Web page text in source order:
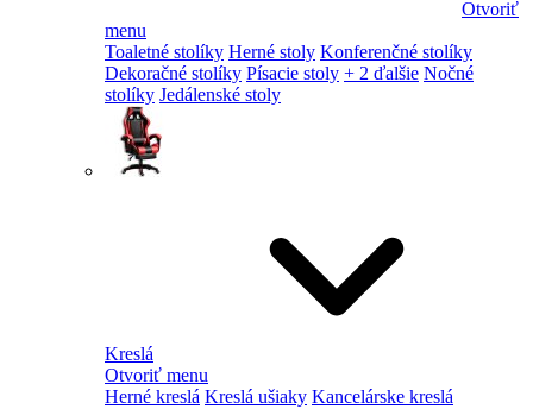
Otvoriť
menu
Toaletné stolíky Herné stoly Konferenčné stolíky
Dekoračné stolíky Písacie stoly + 2 ďalšie Nočné
stolíky Jedálenské stoly
Kreslá
Otvoriť menu
Herné kreslá Kreslá ušiaky Kancelárske kreslá